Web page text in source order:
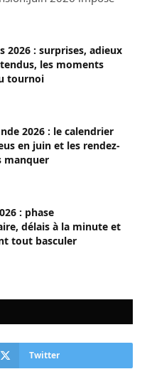
2026 : surprises, adieux
les moments
tournoi
2026 : le calendrier
en juin et les rendez-
manquer
: phase
délais à la minute et
tout basculer
Twitter